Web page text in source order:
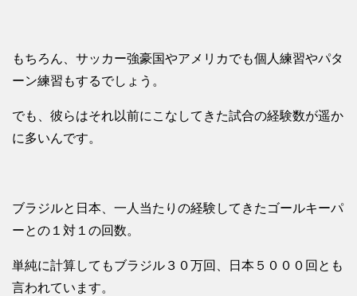
もちろん、サッカー強豪国やアメリカでも個人練習やパタ
ーン練習もするでしょう。
でも、彼らはそれ以前にこなしてきた試合の経験数が遥か
に多いんです。
ブラジルと日本、一人当たりの経験してきたゴールキーパ
ーとの１対１の回数。
単純に計算してもブラジル３０万回、日本５０００回とも
言われています。